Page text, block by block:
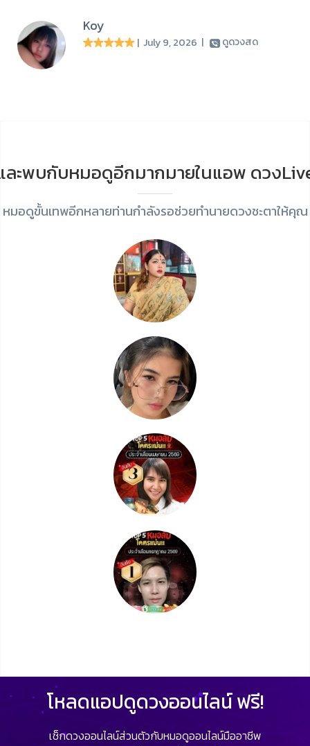
Koy
| July 9, 2026 | ดูดวงสด
ละพบกับหมอดูอีกมากมายในแอพ ดวง
หมอดูขั้นเทพอีกหลายท่านกำลังรอช่วยทำนายดวงชะตาให้คุณ
โหลดแอปดูดวงออนไลน์ ฟรี!
เช็กดวงออนไลน์ส่วนตัวกับหมอดูออนไลน์มืออาชีพ